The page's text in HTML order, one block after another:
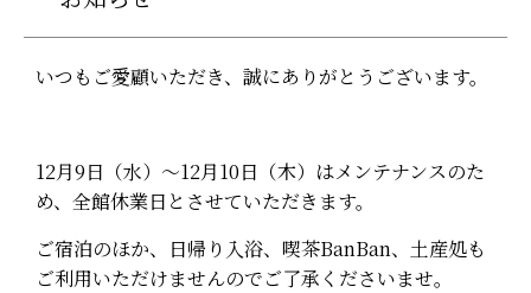
よくある質問
お問い合わせ
いつもご愛顧いただき、誠にありがとうございます。
12月9日（水）～12月10日（木）はメンテナンスのた
め、全館休業日とさせていただきます。
ご宿泊のほか、日帰り入浴、喫茶BanBan、土産処も
ご利用いただけませんのでご了承くださいませ。